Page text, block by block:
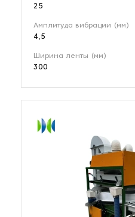
25
Амплитуда вибрации (мм)
4,5
Ширина ленты (мм)
300